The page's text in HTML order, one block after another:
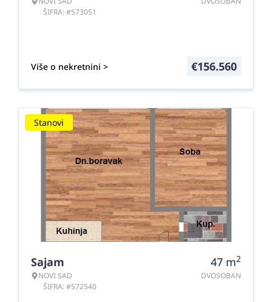
ŠIFRA: #573051
Više o nekretnini > €156.560
Stanovi
Sajam
NOVI SAD
ŠIFRA: #572540
47 m2
DVOSOBAN